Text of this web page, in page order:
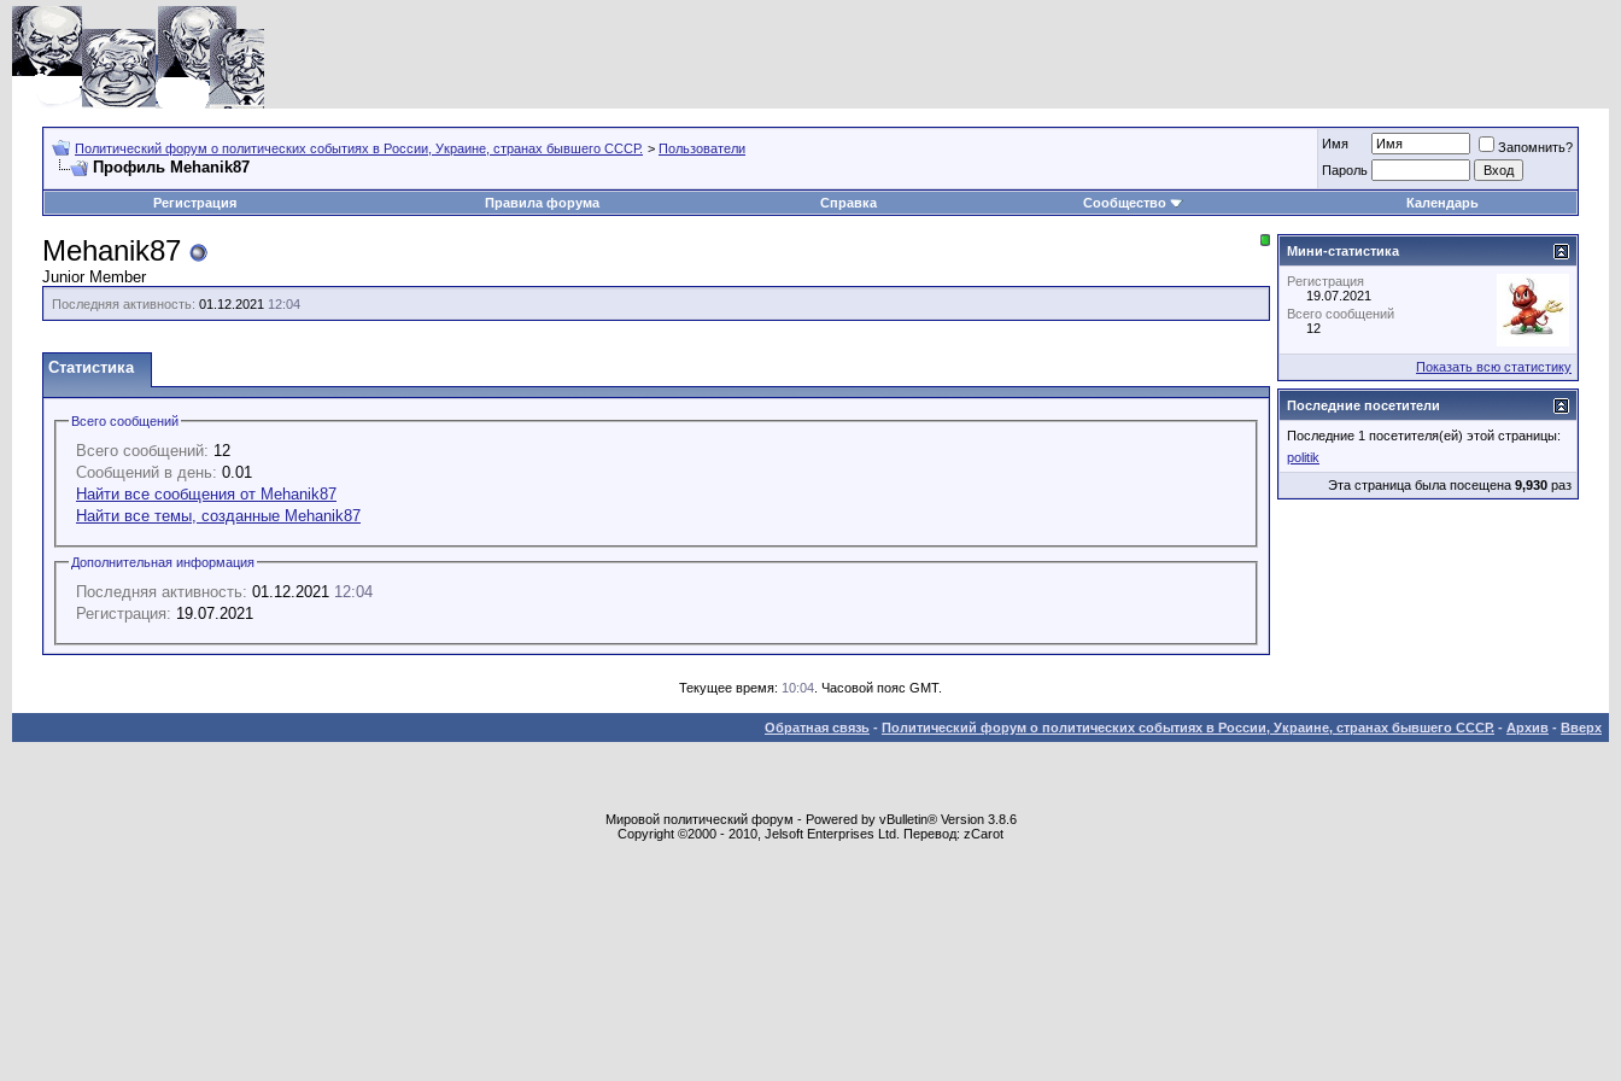
Политический форум о политических событиях в России, Украине, странах бывшего СССР. > Пользователи
Профиль Mehanik87
Имя
Запомнить?
Пароль
Регистрация Правила форума Справка Сообщество Календарь
Mehanik87
Junior Member
Последняя активность: 01.12.2021 12:04
Статистика
Всего сообщений
Всего сообщений: 12
Сообщений в день: 0.01
Найти все сообщения от Mehanik87
Найти все темы, созданные Mehanik87
Дополнительная информация
Последняя активность: 01.12.2021 12:04
Регистрация: 19.07.2021
Мини-статистика
Регистрация
19.07.2021
Всего сообщений
12
Показать всю статистику
Последние посетители
Последние 1 посетителя(ей) этой страницы:
politik
Эта страница была посещена 9,930 раз
Текущее время: 10:04 . Часовой пояс GMT.
Обратная связь - Политический форум о политических событиях в России, Украине, странах бывшего СССР. - Архив - Вверх
Мировой политический форум - Powered by vBulletin® Version 3.8.6
Copyright ©2000 - 2010, Jelsoft Enterprises Ltd. Перевод: zCarot